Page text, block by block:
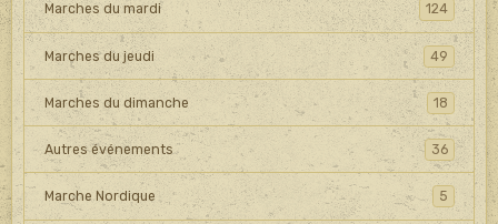
Marches du mardi 124
Marches du jeudi 49
Marches du dimanche 18
Autres événements 36
Marche Nordique 5